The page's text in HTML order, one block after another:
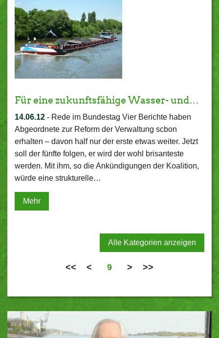
Für eine zukunftsfähige Wasser- und…
14.06.12 - Rede im Bundestag Vier Berichte haben
Abgeordnete zur Reform der Verwaltung scbon
erhalten – davon half nur der erste etwas weiter. Jetzt
soll der fünfte folgen, er wird der wohl brisanteste
werden. Mit ihm, so die Ankündigungen der Koalition,
würde eine strukturelle…
Mehr
Alle Kategorien anzeigen
<< < 9 > >>